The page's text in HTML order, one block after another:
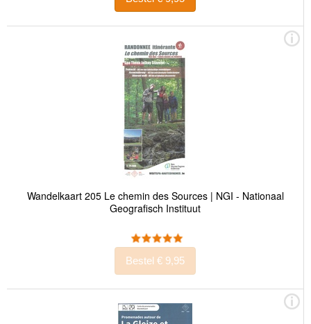
Wandelkaart 205 Le chemin des Sources | NGI - Nationaal
Geografisch Instituut
Bestel € 9,95